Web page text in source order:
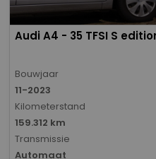
Audi A4 - 35 TFSI S
Bouwjaar
11-2023
Kilometerstand
159.312 km
Transmissie
Automaat